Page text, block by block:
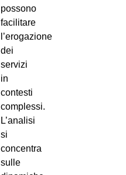
possono
facilitare
l’erogazione
dei
servizi
in
contesti
complessi.
L’analisi
si
concentra
sulle